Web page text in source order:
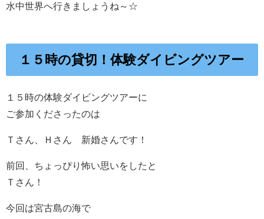
水中世界へ行きましょうね～☆
１５時の貸切！体験ダイビングツアー
１５時の体験ダイビングツアーに
ご参加くださったのは
Ｔさん、Ｈさん 新婚さんです！
前回、ちょっぴり怖い思いをしたと
Ｔさん！
今回は宮古島の海で